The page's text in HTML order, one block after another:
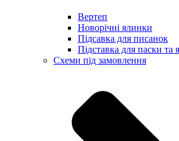
Вертеп
Новорічні ялинки
Підсавка для писанок
Підставка для паски та
Схеми під замовлення